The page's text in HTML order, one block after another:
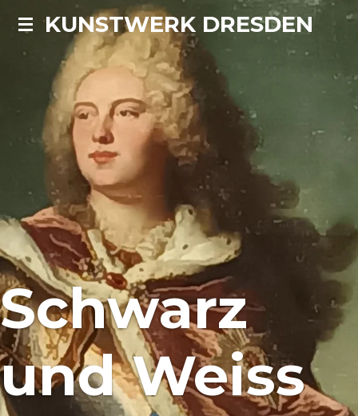
Zum
Hauptinhalt
springen
KUNSTWERK DRESDEN
Schwarz
und Weiss